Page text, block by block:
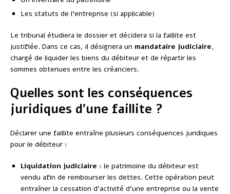
Les statuts de l’entreprise (si applicable)
Le tribunal étudiera le dossier et décidera si la faillite est
justifiée. Dans ce cas, il désignera un mandataire judiciaire,
chargé de liquider les biens du débiteur et de répartir les
sommes obtenues entre les créanciers.
Quelles sont les conséquences
juridiques d’une faillite ?
Déclarer une faillite entraîne plusieurs conséquences juridiques
pour le débiteur :
Liquidation judiciaire : le patrimoine du débiteur est
vendu afin de rembourser les dettes. Cette opération peut
entraîner la cessation d’activité d’une entreprise ou la vente